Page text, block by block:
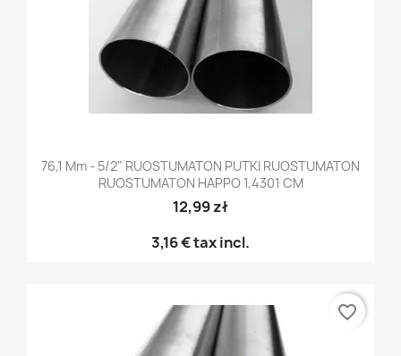
76,1 Mm - 5/2" RUOSTUMATON PUTKI RUOSTUMATON
RUOSTUMATON HAPPO 1,4301 CM
12,99 zł
3,16 €tax incl.
favorite_border